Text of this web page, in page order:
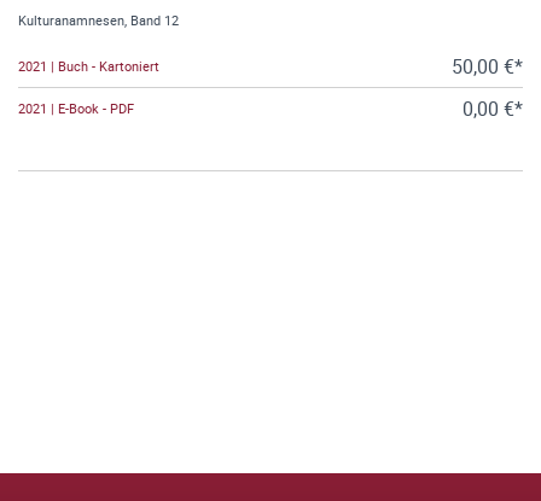
Kulturanamnesen, Band 12
2021 | Buch - Kartoniert 50,00 €*
2021 | E-Book - PDF 0,00 €*